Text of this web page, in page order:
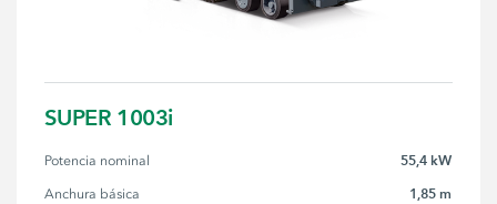
SUPER 1003i
Potencia nominal 55,4 kW
Anchura básica 1,85 m